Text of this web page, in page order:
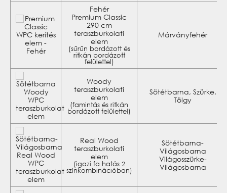
Fehér
Premium Classic
290 cm
teraszburkolati
elem
(sűrűn bordázott és
ritkán bordázott
felülettel)
Márványfehér
Woody
teraszburkolati
elem
(famintás és ritkán
bordázott felülettel)
Sötétbarna, Szürke,
Tölgy
Real Wood
teraszburkolati
elem
(igazi fa hatás 2
színkombinációban)
Sötétbarna-
Világosbarna
Világosszürke-
Világosbarna